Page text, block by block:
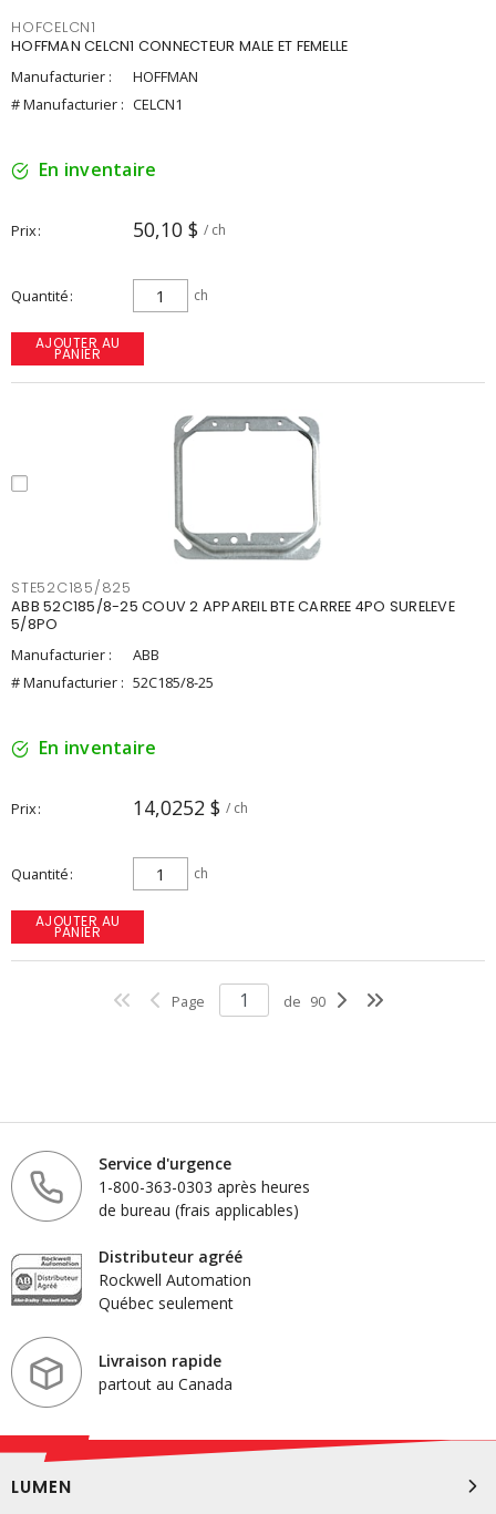
HOFCELCN1
HOFFMAN CELCN1 CONNECTEUR MALE ET FEMELLE
Manufacturier :
HOFFMAN
# Manufacturier : CELCN1
En inventaire
Prix 50,10 $ / ch
Quantité ch
AJOUTER AU
PANIER
STE52C185/825
ABB 52C185/8-25 COUV 2 APPAREIL BTE CARREE 4PO SURELEVE
5/8PO
Manufacturier :
ABB
# Manufacturier : 52C185/8-25
En inventaire
Prix 14,0252 $ / ch
Quantité ch
AJOUTER AU
PANIER
Page de 90
Service d'urgence
1-800-363-0303 après heures
de bureau (frais applicables)
Distributeur agréé
Rockwell Automation
Québec seulement
Livraison rapide
partout au Canada
LUMEN